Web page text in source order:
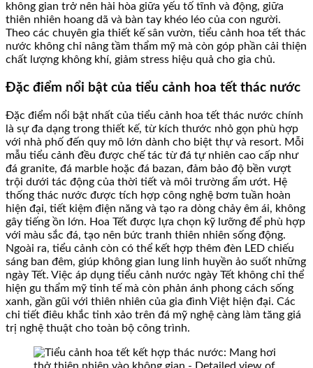
không gian trở nên hài hòa giữa yếu tố tĩnh và động, giữa
thiên nhiên hoang dã và bàn tay khéo léo của con người.
Theo các chuyên gia thiết kế sân vườn, tiểu cảnh hoa tết thác
nước không chỉ nâng tầm thẩm mỹ mà còn góp phần cải thiện
chất lượng không khí, giảm stress hiệu quả cho gia chủ.
Đặc điểm nổi bật của tiểu cảnh hoa tết thác nước
Đặc điểm nổi bật nhất của tiểu cảnh hoa tết thác nước chính
là sự đa dạng trong thiết kế, từ kích thước nhỏ gọn phù hợp
với nhà phố đến quy mô lớn dành cho biệt thự và resort. Mỗi
mẫu tiểu cảnh đều được chế tác từ đá tự nhiên cao cấp như
đá granite, đá marble hoặc đá bazan, đảm bảo độ bền vượt
trội dưới tác động của thời tiết và môi trường ẩm ướt. Hệ
thống thác nước được tích hợp công nghệ bơm tuần hoàn
hiện đại, tiết kiệm điện năng và tạo ra dòng chảy êm ái, không
gây tiếng ồn lớn. Hoa Tết được lựa chọn kỹ lưỡng để phù hợp
với màu sắc đá, tạo nên bức tranh thiên nhiên sống động.
Ngoài ra, tiểu cảnh còn có thể kết hợp thêm đèn LED chiếu
sáng ban đêm, giúp không gian lung linh huyền ảo suốt những
ngày Tết. Việc áp dụng tiểu cảnh nước ngày Tết không chỉ thể
hiện gu thẩm mỹ tinh tế mà còn phản ánh phong cách sống
xanh, gần gũi với thiên nhiên của gia đình Việt hiện đại. Các
chi tiết điêu khắc tinh xảo trên đá mỹ nghệ càng làm tăng giá
trị nghệ thuật cho toàn bộ công trình.